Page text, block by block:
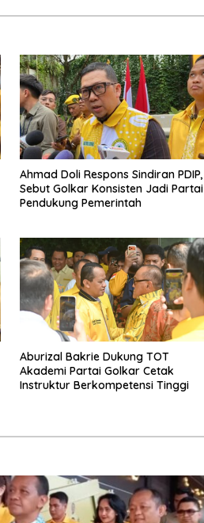
Ahmad Doli Respons Sindiran PDIP,
Sebut Golkar Konsisten Jadi Partai
Pendukung Pemerintah
Aburizal Bakrie Dukung TOT
Akademi Partai Golkar Cetak
Instruktur Berkompetensi Tinggi